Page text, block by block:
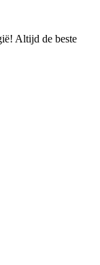
Altijd de beste